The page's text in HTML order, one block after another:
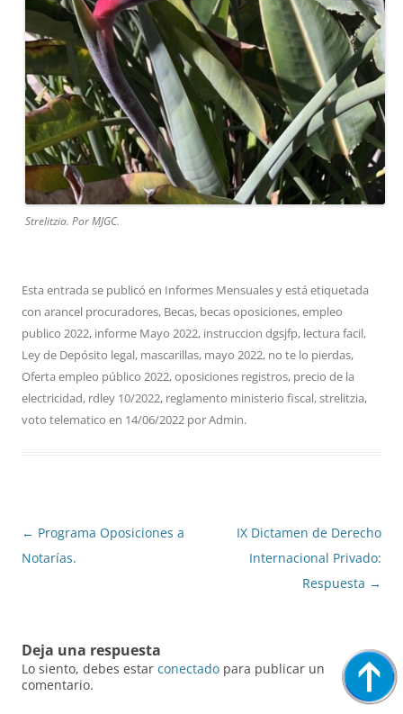
Strelitzia. Por MJGC.
Esta entrada se publicó en Informes Mensualesy está etiquetada
con arancel procuradores, Becas, becas oposiciones,empleo
publico 2022, informe Mayo 2022, instruccion dgsjfp, lectura facil,
Ley de Depósito legal, mascarillas, mayo 2022, no te lo pierdas,
Oferta empleo público 2022,oposiciones registros, precio de la
electricidad, rdley 10/2022, reglamento ministerio fiscal,strelitzia,
voto telematico en 14/06/2022 porAdmin.
Navegación
de
← Programa Oposiciones a
Notarías.
IX Dictamen de Derecho
Internacional Privado:
Respuesta →
Deja una respuesta
Lo siento, debes estar conectado para publicar un
comentario.